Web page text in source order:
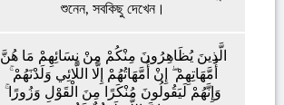
শুনেন, সবকিছু দেখেন।
الَّذِينَ يُظَاهِرُونَ مِنْكُمْ مِنْ نِسَائِهِمْ مَا هُنَّ
أُمَّهَاتِهِمْ ۖ إِنْ أُمَّهَاتُهُمْ إِلَّا اللَّائِي وَلَدْنَهُمْ ۚ
وَإِنَّهُمْ لَيَقُولُونَ مُنْكَرًا مِنَ الْقَوْلِ وَزُورًا ۚ